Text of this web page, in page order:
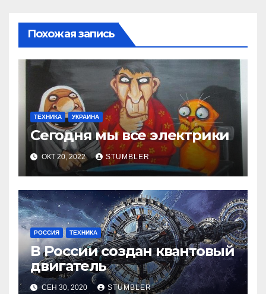
Похожая запись
ТЕХНИКА УКРАИНА
Сегодня мы все электрики
ОКТ 20, 2022 STUMBLER
РОССИЯ ТЕХНИКА
В России создан квантовый
двигатель
СЕН 30, 2020 STUMBLER